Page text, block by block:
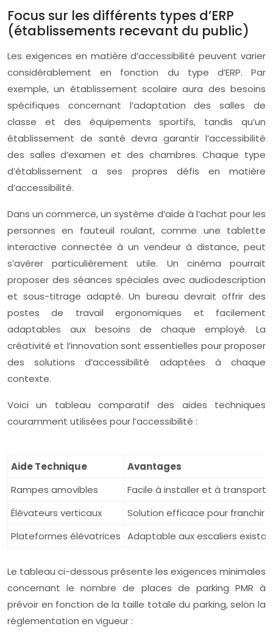
Focus sur les différents types d’ERP
(établissements recevant du public)
Les exigences en matière d’accessibilité peuvent varier
considérablement en fonction du type d’ERP. Par
exemple, un établissement scolaire aura des besoins
spécifiques concernant l’adaptation des salles de
classe et des équipements sportifs, tandis qu’un
établissement de santé devra garantir l’accessibilité
des salles d’examen et des chambres. Chaque type
d’établissement a ses propres défis en matière
d’accessibilité.
Dans un commerce, un système d’aide à l’achat pour les
personnes en fauteuil roulant, comme une tablette
interactive connectée à un vendeur à distance, peut
s’avérer particulièrement utile. Un cinéma pourrait
proposer des séances spéciales avec audiodescription
et sous-titrage adapté. Un bureau devrait offrir des
postes de travail ergonomiques et facilement
adaptables aux besoins de chaque employé. La
créativité et l’innovation sont essentielles pour proposer
des solutions d’accessibilité adaptées à chaque
contexte.
Voici un tableau comparatif des aides techniques
couramment utilisées pour l’accessibilité :
Aide Technique
Avantages
Rampes amovibles
Facile à installer et à
Élévateurs verticaux
Solution efficace pour franchir
Plateformes élévatrices Adaptable aux escaliers
Le tableau ci-dessous présente les exigences minimales
concernant le nombre de places de parking PMR à
prévoir en fonction de la taille totale du parking, selon la
réglementation en vigueur :